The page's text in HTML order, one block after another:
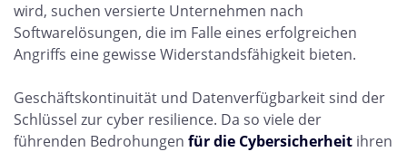
wird, suchen versierte Unternehmen nach
Softwarelösungen, die im Falle eines erfolgreichen
Angriffs eine gewisse Widerstandsfähigkeit bieten.
Geschäftskontinuität und Datenverfügbarkeit sind der
Schlüssel zur cyber resilience. Da so viele der
führenden Bedrohungen für die Cybersicherheit ihren